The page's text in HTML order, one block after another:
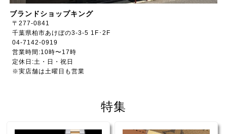
ブランドショップキング
〒277-0841
千葉県柏市あけぼの3-3-5 1F･2F
04-7142-0919
営業時間:10時〜17時
定休日:土・日・祝日
※実店舗は土曜日も営業
特集